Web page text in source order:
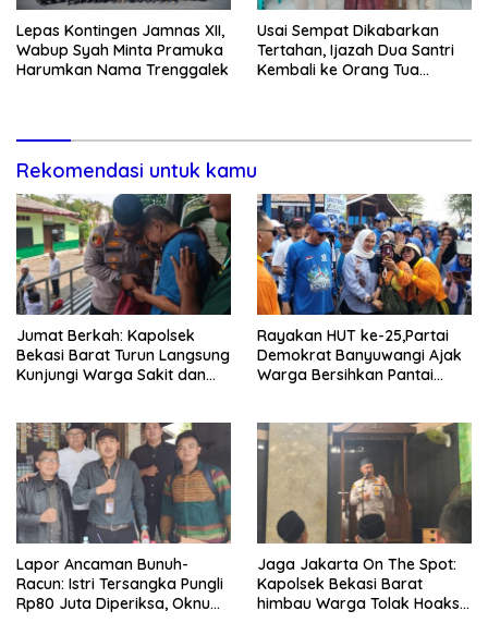
Lepas Kontingen Jamnas XII,
Wabup Syah Minta Pramuka
Harumkan Nama Trenggalek
Usai Sempat Dikabarkan
Tertahan, Ijazah Dua Santri
Kembali ke Orang Tua
Rekomendasi untuk kamu
Jumat Berkah: Kapolsek
Bekasi Barat Turun Langsung
Kunjungi Warga Sakit dan
Rayakan HUT ke-25,Partai
Demokrat Banyuwangi Ajak
Warga Bersihkan Pantai
Lapor Ancaman Bunuh-
Racun: Istri Tersangka Pungli
Rp80 Juta Diperiksa, Oknum
Jaga Jakarta On The Spot:
Kapolsek Bekasi Barat
himbau Warga Tolak Hoaks